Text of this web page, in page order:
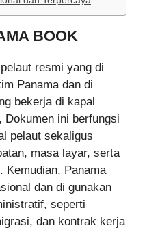
BOOK
resmi yang di
Panama dan di
bekerja di kapal
Dokumen ini berfungsi
pelaut sekaligus
masa layar, serta
Kemudian, Panama
dan di gunakan
seperti
dan kontrak kerja